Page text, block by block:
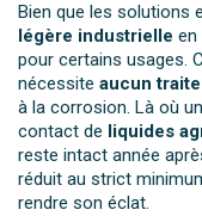
Bien que les solutions
légère industrielle en
pour certains usages.
nécessite aucun
à la corrosion. Là où
contact de liquides
reste intact année
réduit au strict
rendre son éclat.